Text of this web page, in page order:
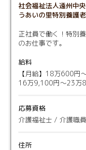
社会福祉法人遠州中
うあいの里特別養護
正社員で働く！特別
のお仕事です。
給料
【月給】18万600円
16万9,100円～23
応募資格
介護福祉士 / 介護職
住所